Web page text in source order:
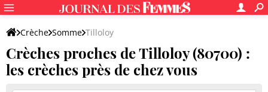
Crèche Somme Tilloloy
Crèches proches de Tilloloy (80700) :
les crèches près de chez vous